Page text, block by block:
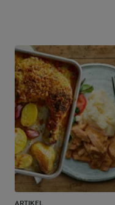
ARTIKEL